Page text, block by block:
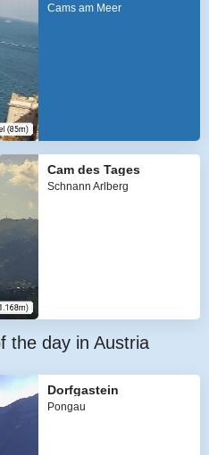
Cams am Meer
Cam des Tages
Schnann Arlberg
the day in Austria
Dorfgastein
Pongau